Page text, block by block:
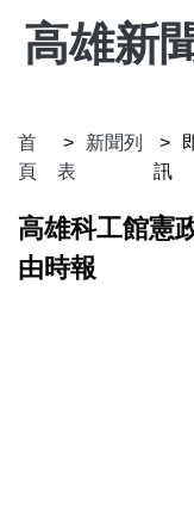
高雄新
首
頁
新聞列
表
訊
高雄科工館憲
由時報